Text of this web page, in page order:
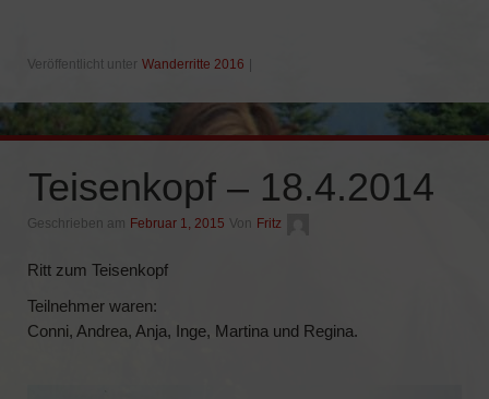
Veröffentlicht unter Wanderritte 2016 |
Teisenkopf – 18.4.2014
Geschrieben am Februar 1, 2015 Von Fritz
Ritt zum Teisenkopf
Teilnehmer waren:
Conni, Andrea, Anja, Inge, Martina und Regina.